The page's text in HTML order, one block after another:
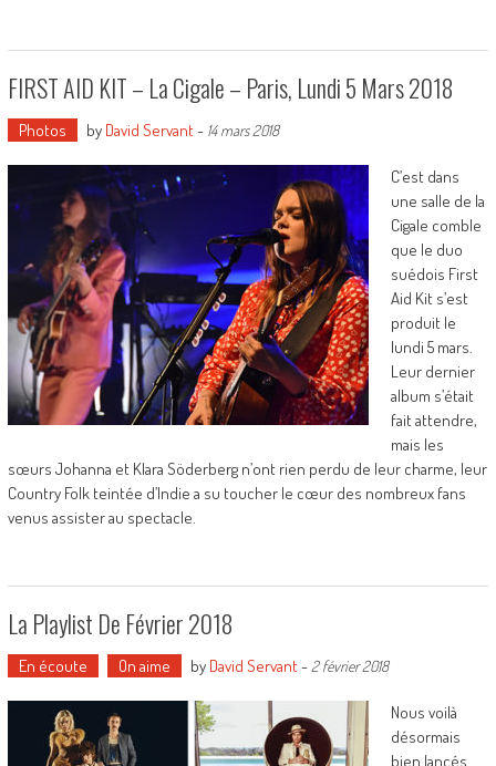
FIRST AID KIT – La Cigale – Paris, Lundi 5 Mars 2018
Photos by David Servant- 14 mars 2018
C’est dans
une salle de la
Cigale comble
que le duo
suédois First
Aid Kit s’est
produit le
lundi 5 mars.
Leur dernier
album s’était
fait attendre,
mais les
sœurs Johanna et Klara Söderberg n’ont rien perdu de leur charme, leur
Country Folk teintée d’Indie a su toucher le cœur des nombreux fans
venus assister au spectacle.
La Playlist De Février 2018
En écoute On aime by David Servant- 2 février 2018
Nous voilà
désormais
bien lancés